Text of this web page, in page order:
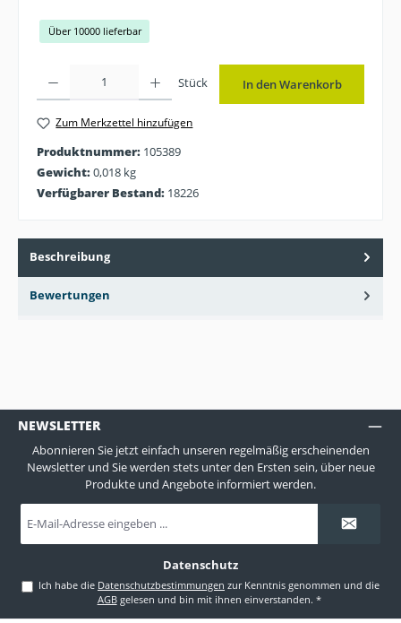
Über 10000 lieferbar
Stück In den Warenkorb
Zum Merkzettel hinzufügen
Produktnummer: 105389
Gewicht:0,018 kg
Verfügbarer Bestand: 18226
Beschreibung
Bewertungen
NEWSLETTER
Abonnieren Sie jetzt einfach unseren regelmäßig erscheinenden
Newsletter und Sie werden stets unter den Ersten sein, über neue
Produkte und Angebote informiert werden.
Mail-
Adresse
Datenschutz
Ich habe die Datenschutzbestimmungen
zur Kenntnis genommen und die
AGBgelesen und bin mit ihnen einverstanden. *